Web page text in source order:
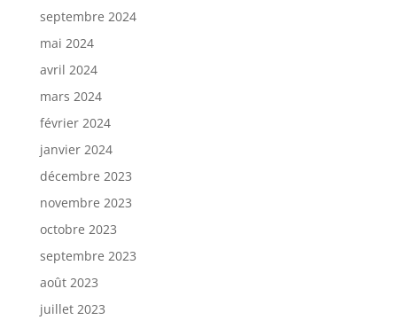
septembre 2024
mai 2024
avril 2024
mars 2024
février 2024
janvier 2024
décembre 2023
novembre 2023
octobre 2023
septembre 2023
août 2023
juillet 2023